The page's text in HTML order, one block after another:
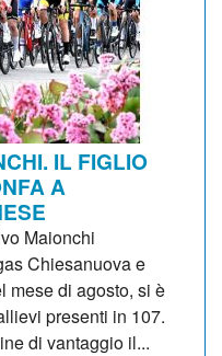
IL FIGLIO
A
Maionchi
Chiesanuova e
mese di agosto, si è
presenti in 107.
di vantaggio il...